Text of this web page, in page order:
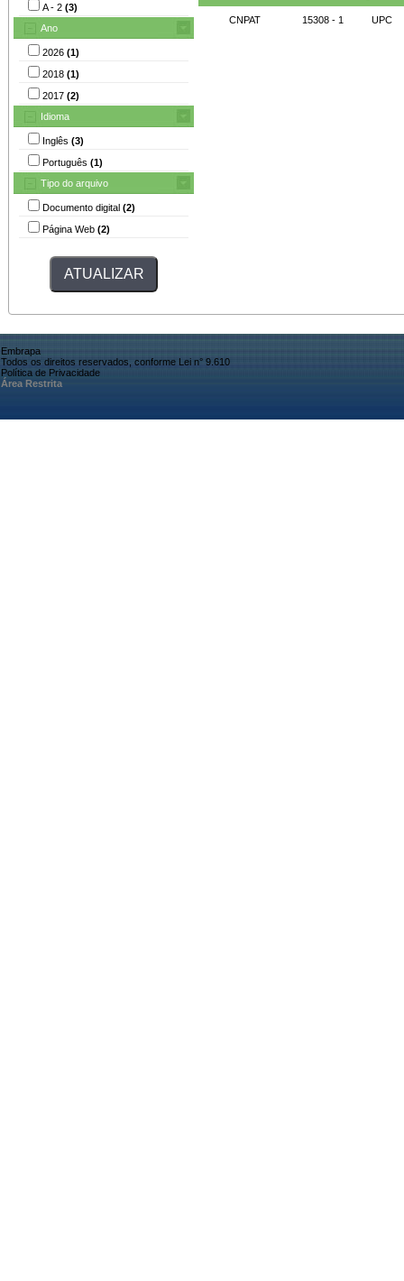
A - 2 (3)
Ano
2026 (1)
2018 (1)
2017 (2)
Idioma
Inglês (3)
Português (1)
Tipo do arquivo
Documento digital (2)
Página Web (2)
CNPAT 15308 - 1 UPC
Embrapa
Todos os direitos reservados, conforme Lei n° 9.610
Política de Privacidade
Área Restrita